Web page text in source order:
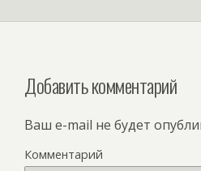
Добавить комментарий
Ваш e-mail не будет
Комментарий